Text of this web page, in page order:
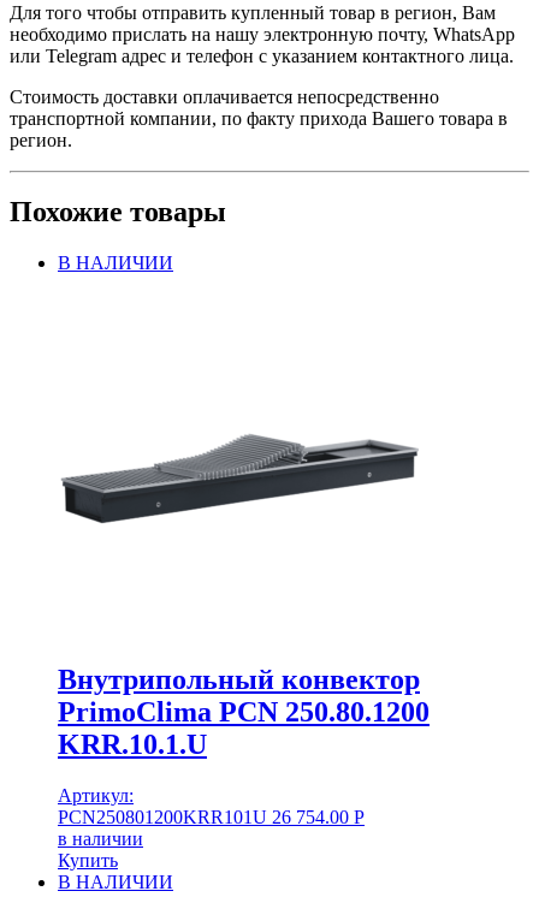
Для того чтобы отправить купленный товар в регион, Вам
необходимо прислать на нашу электронную почту, WhatsApp
или Telegram адрес и телефон с указанием контактного лица.
Стоимость доставки оплачивается непосредственно
транспортной компании, по факту прихода Вашего товара в
регион.
Похожие товары
В НАЛИЧИИ
Внутрипольный конвектор
PrimoClima PCN 250.80.1200
KRR.10.1.U
Артикул:
PCN250801200KRR101U 26 754.00 Р
в наличии
Купить
В НАЛИЧИИ